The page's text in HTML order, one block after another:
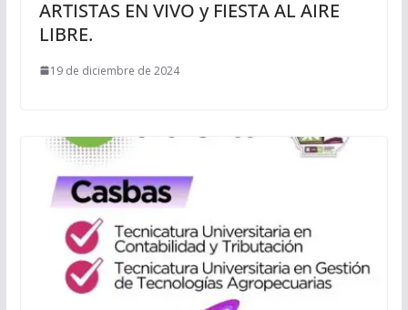
ARTISTAS EN VIVO y FIESTA AL AIRE
LIBRE.
19 de diciembre de 2024